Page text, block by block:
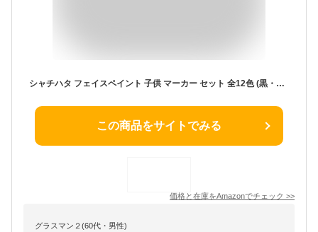
シャチハタ フェイスペイント 子供 マーカー セット 全12色 (黒・青・赤・緑・黄・白・ブラウン・パステルピンク・パステルパープル・パステルブルー・パステルオレンジ・パステルグリーン) ボディペイント ハロウィン +試し書き用イフリナオリジナルカード付き
この商品をサイトでみる
価格と在庫をAmazonでチェック >>
グラスマン２(60代・男性)